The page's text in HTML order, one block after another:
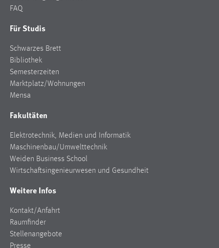
FAQ
Für Studis
Schwarzes Brett
Bibliothek
Semesterzeiten
Marktplatz/Wohnungen
Mensa
Fakultäten
Elektrotechnik, Medien und Informatik
Maschinenbau/Umwelttechnik
Weiden Business School
Wirtschaftsingenieurwesen und Gesundheit
Weitere Infos
Kontakt/Anfahrt
Raumfinder
Stellenangebote
Presse